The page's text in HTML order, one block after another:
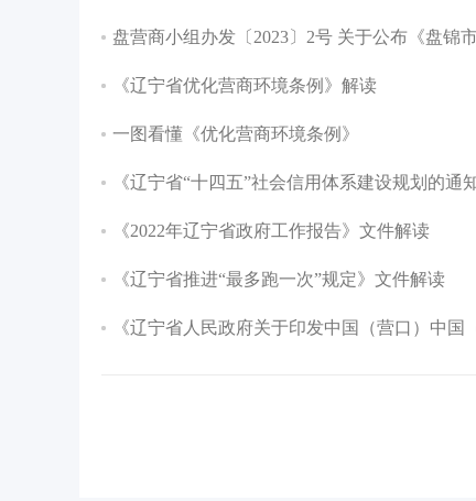
盘营商小组办发〔2023〕2号 关于公布《盘锦
《辽宁省优化营商环境条例》解读
一图看懂《优化营商环境条例》
《辽宁省“十四五”社会信用体系建设规划的通
《2022年辽宁省政府工作报告》文件解读
《辽宁省推进“最多跑一次”规定》文件解读
《辽宁省人民政府关于印发中国（营口）中